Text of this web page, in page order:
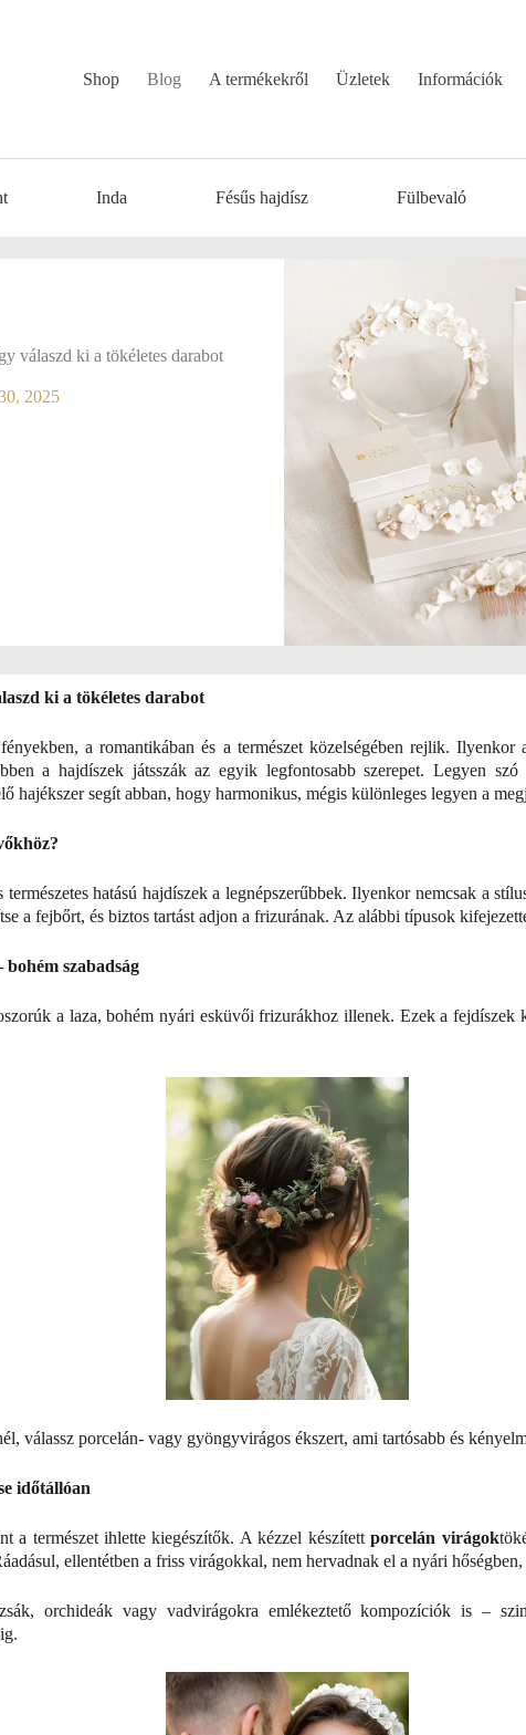
Shop Blog A termékekről Üzletek Információk
Inda Fésűs hajdísz Fülbevaló
válaszd ki a tökéletes darabot
2025
ki a tökéletes darabot
a romantikában és a természet közelségében rejlik. Ilyenkor
a hajdíszek játsszák az egyik legfontosabb szerepet. Legyen
hajékszer segít abban, hogy harmonikus, mégis különleges legyen a
hatású hajdíszek a legnépszerűbbek. Ilyenkor nemcsak a
a fejbőrt, és biztos tartást adjon a frizurának. Az alábbi típusok
szabadság
a laza, bohém nyári esküvői frizurákhoz illenek. Ezek a fejdíszek
válassz porcelán- vagy gyöngyvirágos ékszert, ami tartósabb és
időtállóan
a természet ihlette kiegészítők. A kézzel készítettporcelán virágok
ellentétben a friss virágokkal, nem hervadnak el a nyári
orchideák vagy vadvirágokra emlékeztető kompozíciók is –